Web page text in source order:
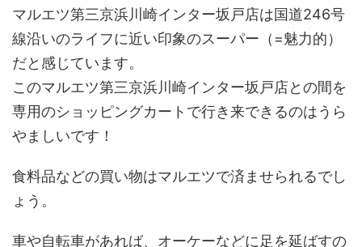
マルエツ第三京浜川崎インター坂戸店は国道246号
線沿いのライフに近い印象のスーパー（=魅力的）
だと感じています。
このマルエツ第三京浜川崎インター坂戸店との間を
専用のショッピングカートで行き来できるのはうら
やましいです！
食料品などの買い物はマルエツで済ませられるでし
ょう。
車や自転車があれば、オーケーなどに足を延ばすの